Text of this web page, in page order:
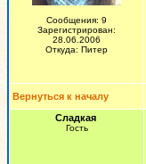
Сообщения: 9
Зарегистрирован:
28.06.2006
Откуда: Питер
Вернуться к началу
Сладкая
Гость